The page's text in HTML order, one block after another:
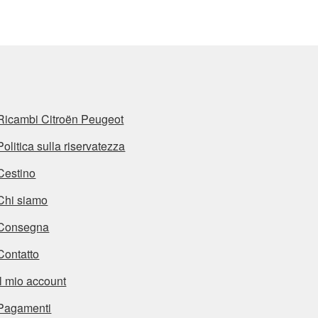
Citroën Peugeot
sulla riservatezza
siamo
mio account